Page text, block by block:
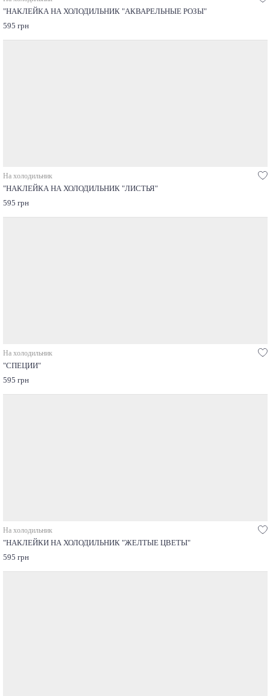
"НАКЛЕЙКА НА ХОЛОДИЛЬНИК "АКВАРЕЛЬНЫЕ РОЗЫ"
595 грн
На холодильник
"НАКЛЕЙКА НА ХОЛОДИЛЬНИК "ЛИСТЬЯ"
595 грн
На холодильник
"СПЕЦИИ"
595 грн
На холодильник
"НАКЛЕЙКИ НА ХОЛОДИЛЬНИК "ЖЕЛТЫЕ ЦВЕТЫ"
595 грн